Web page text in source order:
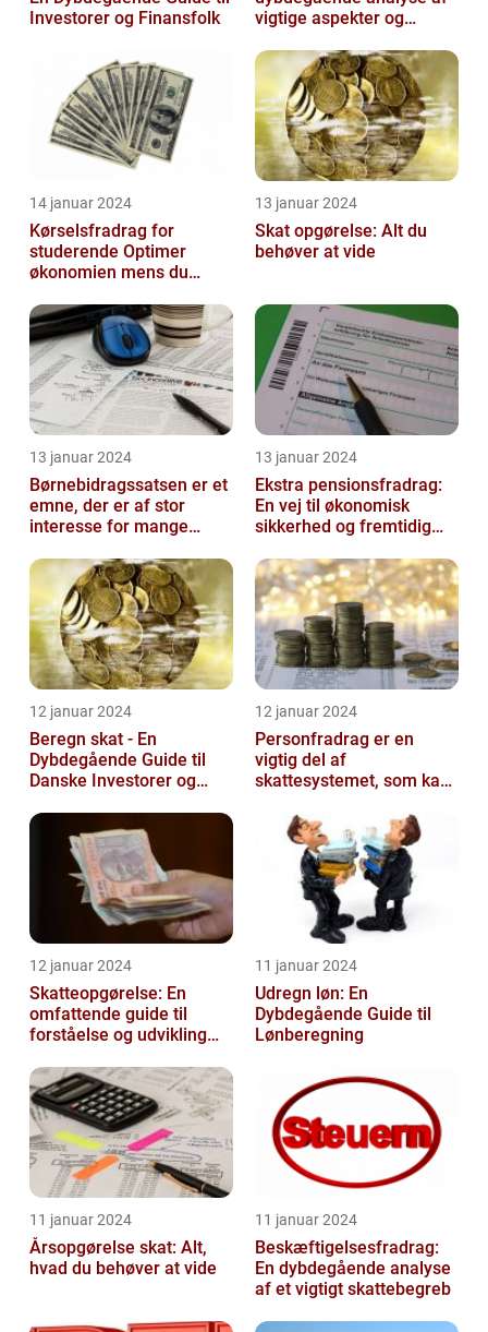
Investorer og Finansfolk
vigtige aspekter og
14 januar 2024
Kørselsfradrag for
studerende Optimer
økonomien mens du
13 januar 2024
Skat opgørelse: Alt du
behøver at vide
13 januar 2024
Børnebidragssatsen er et
emne, der er af stor
interesse for mange
13 januar 2024
Ekstra pensionsfradrag:
En vej til økonomisk
sikkerhed og fremtidig
12 januar 2024
Beregn skat - En
Dybdegående Guide til
Danske Investorer og
12 januar 2024
Personfradrag er en
vigtig del af
skattesystemet, som kan
den enkelte person...
12 januar 2024
Skatteopgørelse: En
omfattende guide til
forståelse og udvikling
11 januar 2024
Udregn løn: En
Dybdegående Guide til
Lønberegning
11 januar 2024
Årsopgørelse skat: Alt,
hvad du behøver at vide
11 januar 2024
Beskæftigelsesfradrag:
En dybdegående analyse
af et vigtigt skattebegreb